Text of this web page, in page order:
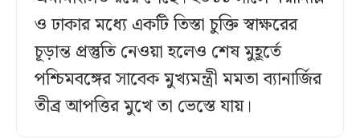
ও ঢাকার মধ্যে একটি তিস্তা চুক্তি স্বাক্ষরের
চূড়ান্ত প্রস্তুতি নেওয়া হলেও শেষ মুহূর্তে
পশ্চিমবঙ্গের সাবেক মুখ্যমন্ত্রী মমতা ব্যানার্জির
তীব্র আপত্তির মুখে তা ভেস্তে যায়।